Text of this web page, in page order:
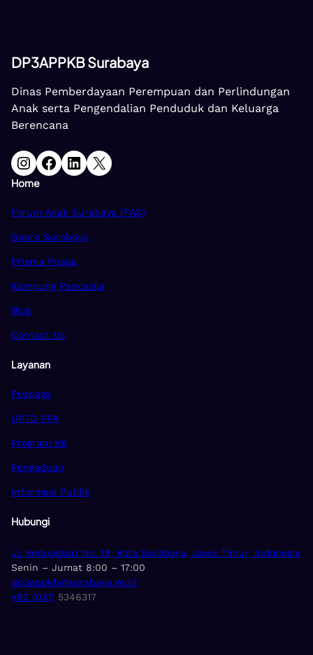
DP3APPKB Surabaya
Dinas Pemberdayaan Perempuan dan Perlindungan
Anak serta Pengendalian Penduduk dan Keluarga
Berencana
Instagram Facebook LinkedIn X
Home
Forum Anak Surabaya (FAS)
Genre Suroboyo
Prisma Puspa
Kampung Pancasila
Blog
Contact Us
Layanan
Puspaga
UPTD PPA
Program KB
Pengaduan
Informasi Publik
Hubungi
Jl. Kedungsari No. 18, Kota Surabaya, Jawa Timur, Indonesia
Senin – Jumat 8:00 – 17:00
dp3appkb@surabaya.go.id
+62 (031) 5346317